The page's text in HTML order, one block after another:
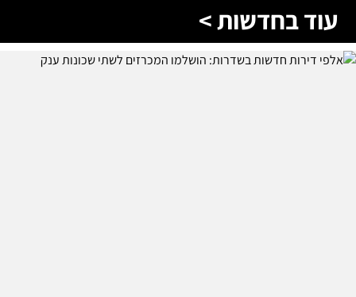
עוד בחדשות >